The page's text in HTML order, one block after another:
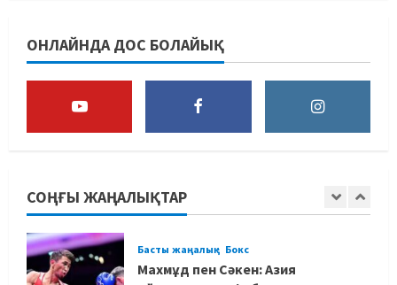
ОНЛАЙНДА ДОС БОЛАЙЫҚ
СОҢҒЫ ЖАҢАЛЫҚТАР
құрамасының бас бапкері
тағайындалды
1 07/08/2026
Басты жаңалық Бокс
Махмұд пен Сәкен: Азия